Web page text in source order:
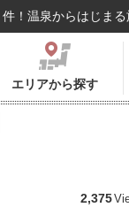
件！温泉からはじま
エリアから探す
2,375